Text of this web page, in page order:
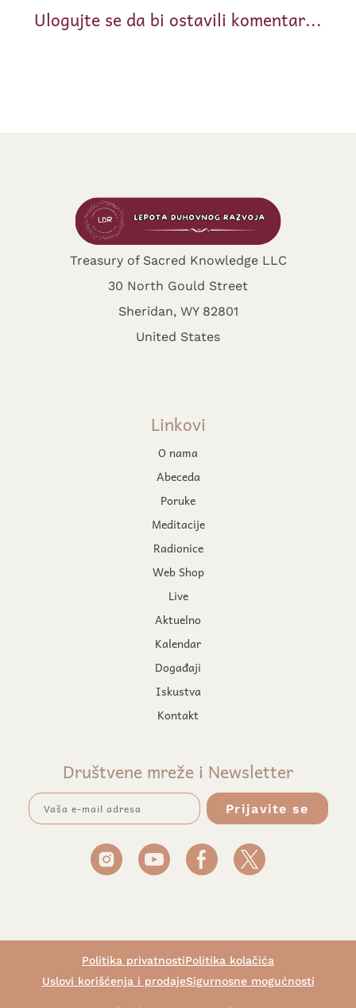
Ulogujte se da bi ostavili komentar...
Treasury of Sacred Knowledge LLC
30 North Gould Street
Sheridan, WY 82801
United States
Linkovi
O nama
Abeceda
Poruke
Meditacije
Radionice
Web Shop
Live
Aktuelno
Kalendar
Događaji
Iskustva
Kontakt
Društvene mreže i Newsletter
Politika privatnostiPolitika kolačića
Uslovi korišćenja i prodajeSigurnosne mogućnosti